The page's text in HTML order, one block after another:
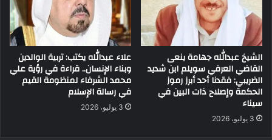
الشيخ عبدالله جهامة ينعى
القاضي العرفي سويلم ابن شديد
الضريبي: فقدنا أحد أبرز رموز
الحكمة وإصلاح ذات البين في
سيناء
3 يوليو، 2026
علاء عبدالله يكتب: تربية الوالدين
وبناء الإنسان.. قراءة في رؤية علي
محمد الشرفاء لمنظومة القيم
في رسالة الإسلام
3 يوليو، 2026